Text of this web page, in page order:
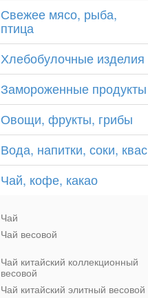
Свежее мясо, рыба,
птица
Хлебобулочные изделия
Замороженные продукты
Овощи, фрукты, грибы
Вода, напитки, соки, квас
Чай, кофе, какао
Чай
Чай весовой
Чай китайский коллекционный
весовой
Чай китайский элитный весовой